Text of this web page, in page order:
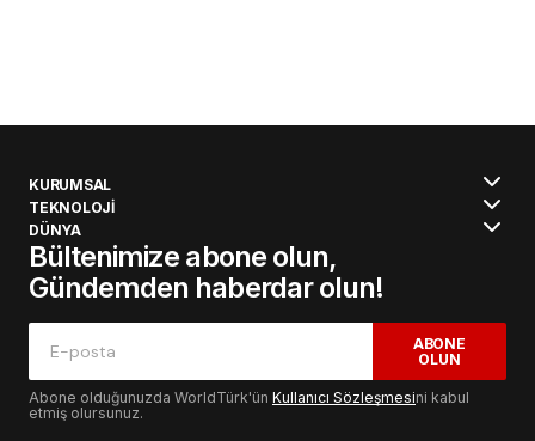
KURUMSAL
TEKNOLOJİ
DÜNYA
Bültenimize abone olun,
Gündemden haberdar olun!
ABONE
OLUN
Abone olduğunuzda WorldTürk'ün Kullanıcı Sözleşmesini kabul
etmiş olursunuz.